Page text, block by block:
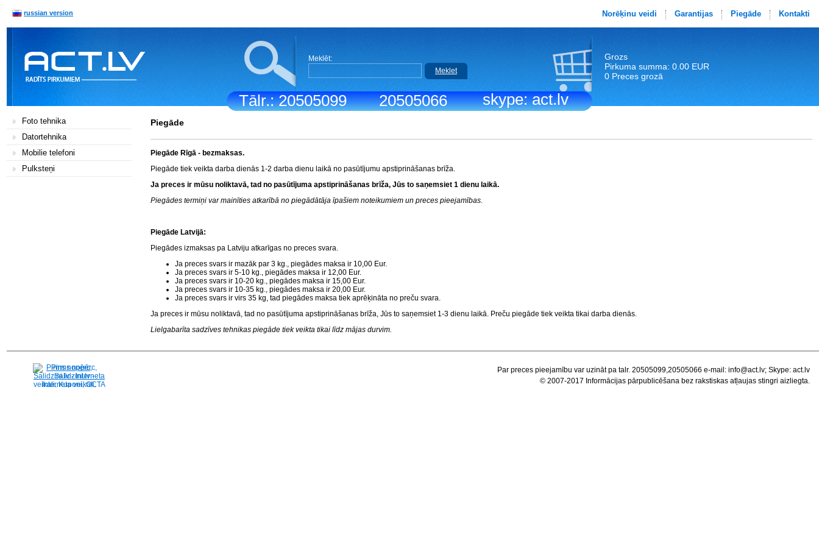
Tālr.: 20505099 20505066 skype: act.lv
russian version Norēķinu veidi Garantijas Piegāde Kontakti
Meklēt:
Meklet
Grozs
Pirkuma summa: 0.00 EUR
0 Preces grozā
Foto tehnika
Datortehnika
Mobilie telefoni
Pulksteņi
Piegāde
Piegāde Rīgā - bezmaksas.
Piegāde tiek veikta darba dienās 1-2 darba dienu laikā no pasūtījumu apstiprināšanas brīža.
Ja preces ir mūsu noliktavā, tad no pasūtījuma apstiprināšanas brīža, Jūs to saņemsiet 1 dienu laikā.
Piegādes termiņi var mainīties atkarībā no piegādātāja īpašiem noteikumiem un preces pieejamības.
Piegāde Latvijā:
Piegādes izmaksas pa Latviju atkarīgas no preces svara.
Ja preces svars ir mazāk par 3 kg., piegādes maksa ir 10,00 Eur.
Ja preces svars ir 5-10 kg., piegādes maksa ir 12,00 Eur.
Ja preces svars ir 10-20 kg., piegādes maksa ir 15,00 Eur.
Ja preces svars ir 10-35 kg., piegādes maksa ir 20,00 Eur.
Ja preces svars ir virs 35 kg, tad piegādes maksa tiek aprēķināta no preču svara.
Ja preces ir mūsu noliktavā, tad no pasūtījuma apstiprināšanas brīža, Jūs to saņemsiet 1-3 dienu laikā. Preču piegāde tiek veikta tikai darba dienās.
Lielgabarīta sadzīves tehnikas piegāde tiek veikta tikai līdz mājas durvim.
Pirms nopērc,
Salidzini.lv - Interneta
veikali, Kuponi, OCTA
Par preces pieejamību var uzināt pa talr. 20505099,20505066 e-mail: info@act.lv; Skype: act.lv
© 2007-2017 Informācijas pārpublicēšana bez rakstiskas atļaujas stingri aizliegta.